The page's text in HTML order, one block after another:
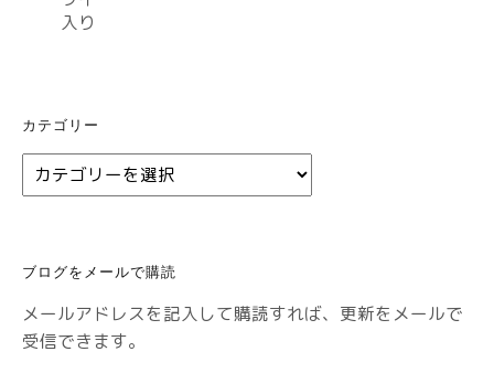
カテゴリー
カ
テ
ー
ブログをメールで購読
メールアドレスを記入して購読すれば、更新をメールで
受信できます。